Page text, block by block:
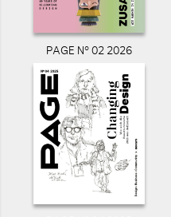
PAGE N° 02 2026